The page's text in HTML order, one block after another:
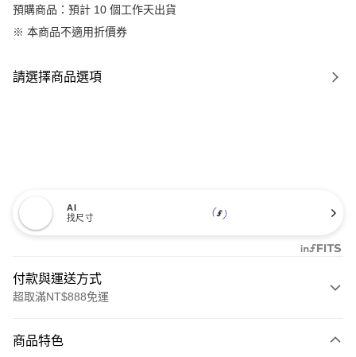
預購商品：預計 10 個工作天出貨
※ 本商品不適用折價券
請選擇商品選項
AI
找尺寸
付款與運送方式
超取滿NT$888免運
信用卡一次付款
商品特色